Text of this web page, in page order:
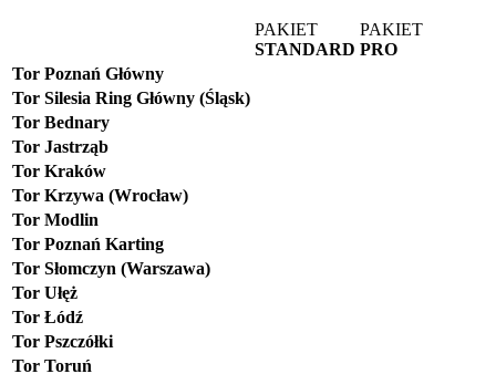
PAKIET
STANDARD
PAKIET
PRO
Tor Poznań Główny
Tor Silesia Ring Główny (Śląsk)
Tor Bednary
Tor Jastrząb
Tor Kraków
Tor Krzywa (Wrocław)
Tor Modlin
Tor Poznań Karting
Tor Słomczyn (Warszawa)
Tor Ułęż
Tor Łódź
Tor Pszczółki
Tor Toruń